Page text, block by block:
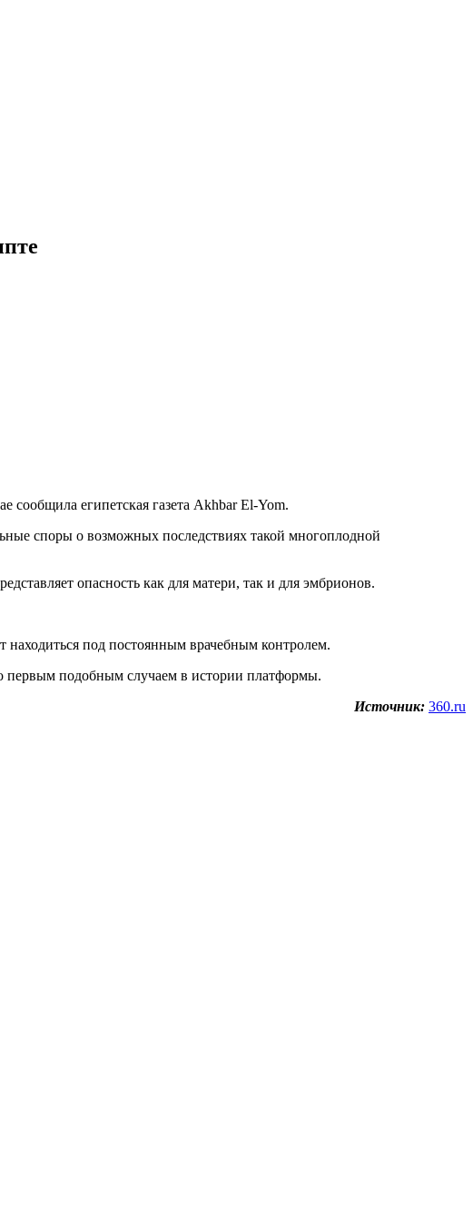
египетская газета Akhbar El-Yom.
споры о возможных последствиях такой многоплодной
опасность как для матери, так и для эмбрионов.
под постоянным врачебным контролем.
первым подобным случаем в истории платформы.
Источник: 360.ru